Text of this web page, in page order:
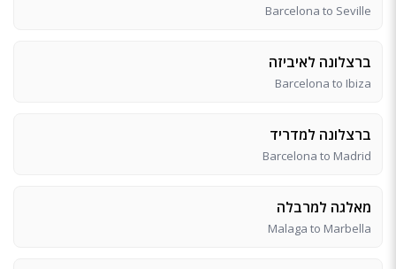
Barcelona to Seville
ברצלונה לאיביזה
Barcelona to Ibiza
ברצלונה למדריד
Barcelona to Madrid
מאלגה למרבלה
Malaga to Marbella